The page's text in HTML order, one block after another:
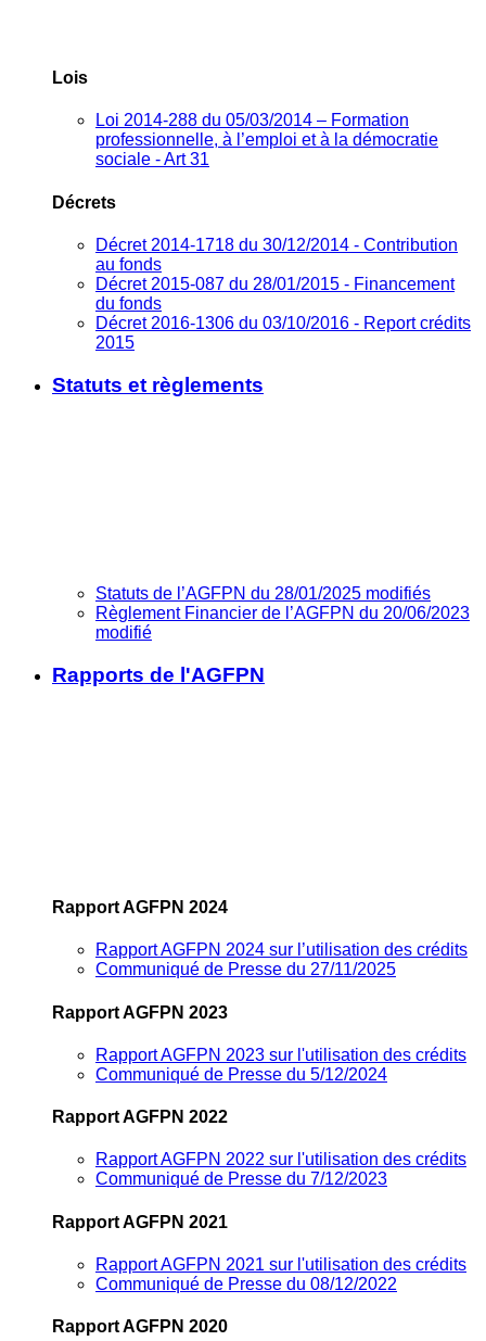
Lois
Loi 2014-288 du 05/03/2014 – Formation
professionnelle, à l’emploi et à la démocratie
sociale - Art 31
Décrets
Décret 2014-1718 du 30/12/2014 - Contribution
au fonds
Décret 2015-087 du 28/01/2015 - Financement
du fonds
Décret 2016-1306 du 03/10/2016 - Report crédits
2015
Statuts et règlements
Statuts de l’AGFPN du 28/01/2025 modifiés
Règlement Financier de l’AGFPN du 20/06/2023
modifié
Rapports de l'AGFPN
Rapport AGFPN 2024
Rapport AGFPN 2024 sur l’utilisation des crédits
Communiqué de Presse du 27/11/2025
Rapport AGFPN 2023
Rapport AGFPN 2023 sur l'utilisation des crédits
Communiqué de Presse du 5/12/2024
Rapport AGFPN 2022
Rapport AGFPN 2022 sur l'utilisation des crédits
Communiqué de Presse du 7/12/2023
Rapport AGFPN 2021
Rapport AGFPN 2021 sur l'utilisation des crédits
Communiqué de Presse du 08/12/2022
Rapport AGFPN 2020